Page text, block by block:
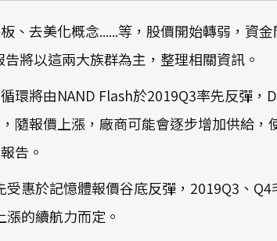
、去美化概念......等，股價開始轉弱，資
將以這兩大族群為主，整理相關資訊。
將由NAND Flash於2019Q3率先反彈，
隨報價上漲，廠商可能會逐步增加供給
告。
惠於記憶體報價谷底反彈，2019Q3、
的續航力而定。